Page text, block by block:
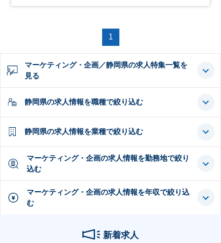
1
マーケティング・企画／静岡県の求人特集一覧を
見る
静岡県の求人情報を職種で絞り込む
静岡県の求人情報を業種で絞り込む
マーケティング・企画の求人情報を勤務地で絞り
込む
マーケティング・企画の求人情報を年収で絞り込
む
新着求人